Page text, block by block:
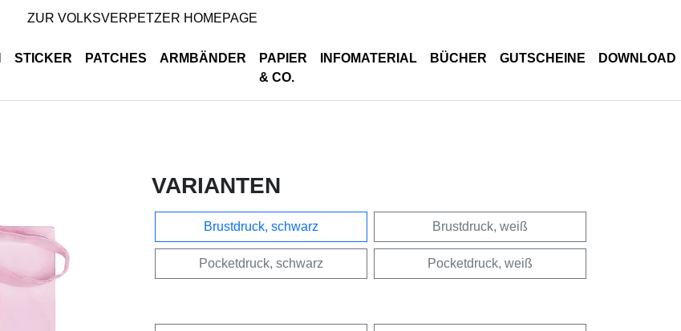
ZUR VOLKSVERPETZER HOMEPAGE
STICKER PATCHES ARMBÄNDER
PAPIER
& CO.
INFOMATERIAL BÜCHER GUTSCHEINE DOWNLOAD
VARIANTEN
Brustdruck, schwarz Brustdruck, weiß
Pocketdruck, schwarz Pocketdruck, weiß